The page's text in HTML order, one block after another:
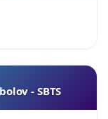
- SBTS